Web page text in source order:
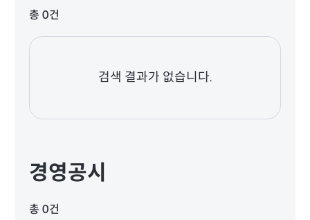
총 0건
검색 결과가 없습니다.
경영공시
총 0건